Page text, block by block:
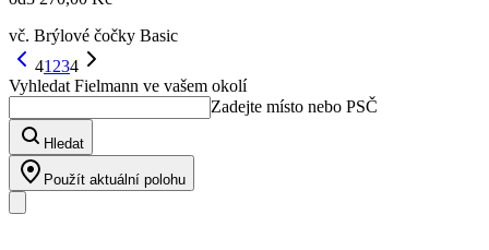
vč. Brýlové čočky Basic
41 234
Vyhledat Fielmann ve vašem okolí
Zadejte místo nebo PSČ
Hledat
Použít aktuální polohu